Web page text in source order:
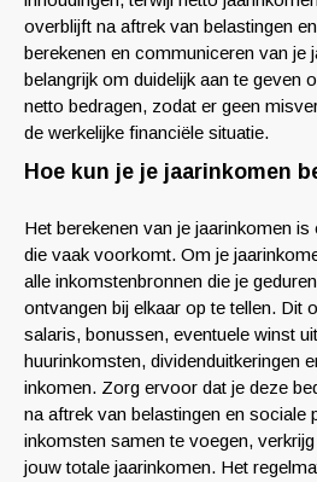
overblijft na aftrek van belastingen
berekenen en communiceren van je
belangrijk om duidelijk aan te geven
netto bedragen, zodat er geen
de werkelijke financiële situatie.
Hoe kun je je jaarinkomen
Het berekenen van je jaarinkomen
die vaak voorkomt. Om je
alle inkomstenbronnen die je
ontvangen bij elkaar op te tellen. Dit
salaris, bonussen, eventuele winst
huurinkomsten, dividenduitkeringen
inkomen. Zorg ervoor dat je deze
na aftrek van belastingen en sociale
inkomsten samen te voegen,
jouw totale jaarinkomen. Het